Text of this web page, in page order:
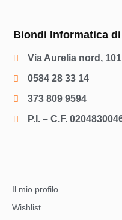
Biondi Informatica
Via Aurelia nord,
0584 28 33 14
373 809 9594
P.I. – C.F.
Il mio profilo
Wishlist